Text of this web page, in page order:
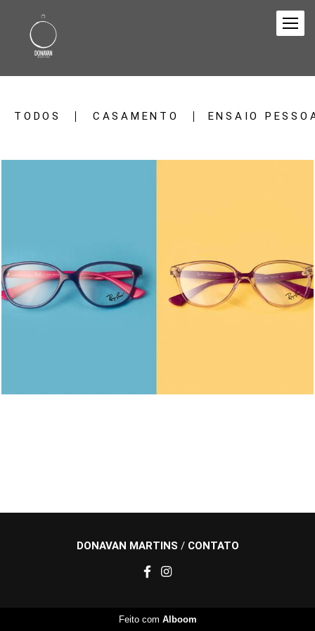
TODOS CASAMENTO ENSAIO
DONAVAN MARTINS / CONTATO
Feito com Alboom